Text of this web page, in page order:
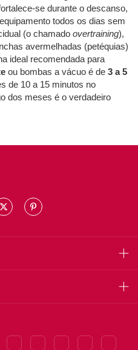
se durante o descanso,
todos os dias sem
(o chamado overtraining),
avermelhadas (petéquias)
ideal recomendada para
ou bombas a vácuo é de 3 a 5
de 10 a 15 minutos no
dos meses é o verdadeiro